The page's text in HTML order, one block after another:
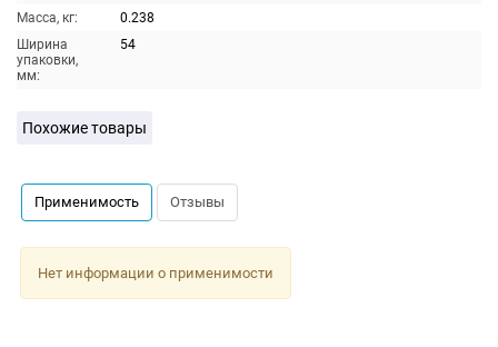
Масса, кг:
0.238
Ширина
упаковки,
мм:
54
Похожие товары
Применимость Отзывы
Нет информации о применимости